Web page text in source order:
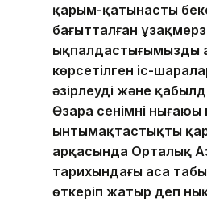
қарым-қатынасты
бағытталған
ықпалдастығымыздың
көрсетілген іс-
әзірлеуді және
Өзара сенімнің нығаюы
ынтымақтастықтың
арқасында Орталық
тарихындағы аса
өткеріп жатыр деп